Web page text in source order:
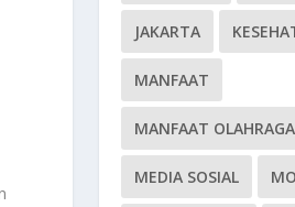
JAKARTA
MANFAAT
MANFAAT OLAHRAGA
MEDIA SOSIAL